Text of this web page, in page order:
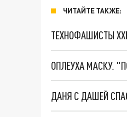
ЧИТАЙТЕ ТАКЖЕ:
ТЕХНОФАШИСТЫ
ОПЛЕУХА МАСКУ.
ДАНЯ С ДАШЕЙ